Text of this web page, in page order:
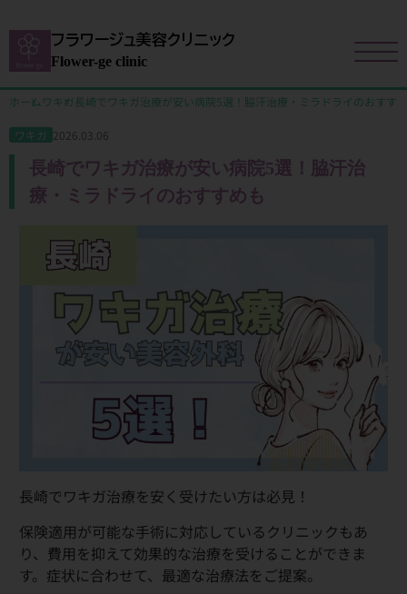
フラワージュ美容クリニック
Flower-ge clinic
ホーム ワキガ 長崎でワキガ治療が安い病院5選！脇汗治療・ミラドライのおすす
ワキガ 2026.03.06
長崎でワキガ治療が安い病院5選！脇汗治
療・ミラドライのおすすめも
長崎でワキガ治療を安く受けたい方は必見！
保険適用が可能な手術に対応しているクリニックもあ
り、費用を抑えて効果的な治療を受けることができま
す。症状に合わせて、最適な治療法をご提案。